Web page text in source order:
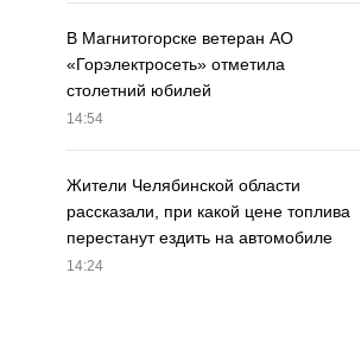
В Магнитогорске ветеран АО
«Горэлектросеть» отметила
столетний юбилей
14:54
Жители Челябинской области
рассказали, при какой цене топлива
перестанут ездить на автомобиле
14:24